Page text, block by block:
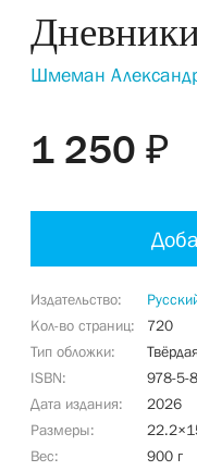
Шмеман
1 250 ₽
Издательство
Кол-во страниц
720
Тип обложки
Твёрдая
ISBN
978-5-
Дата издания
2026
Размеры
Вес
900 г